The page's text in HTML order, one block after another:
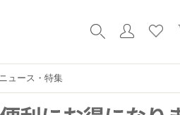
ニュース・特集